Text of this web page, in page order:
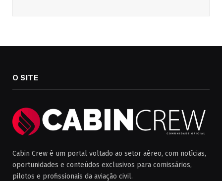
O SITE
Cabin Crew é um portal voltado ao setor aéreo, com notícias,
oportunidades e conteúdos exclusivos para comissários,
pilotos e profissionais da aviação civil.